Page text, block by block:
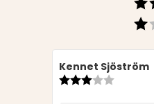
Kennet Sjöström